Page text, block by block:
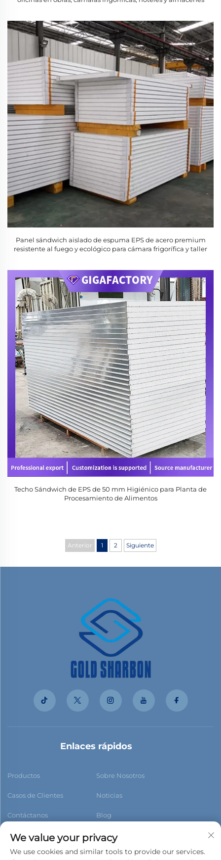
Panel sándwich aislado de espuma EPS de acero premium
resistente al fuego y ecológico para cámara frigorífica y taller
Techo Sándwich de EPS de 50 mm Higiénico para Planta de
Procesamiento de Alimentos
Anterior 1 2 Siguiente
Enlaces rápidos
Productos Sobre Nosotros
Casos de Clientes Noticias
Contáctanos Blog
We value your privacy
We use cookies and similar tools to provide our services.